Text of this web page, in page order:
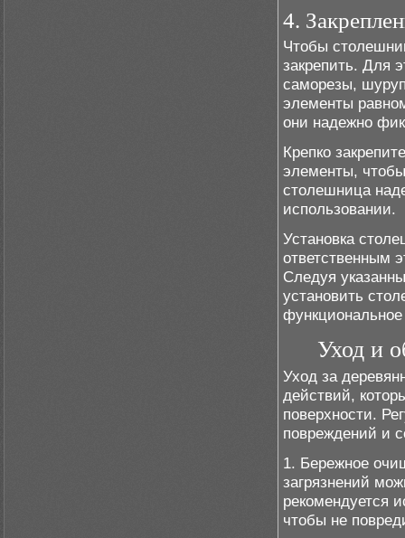
4.
Чтобы
закрепить. Для
саморезы,
элементы
они надежно
Крепко
элементы,
столешница
использовании.
Установка
ответственным
Следуя
установить
функциональное
Уход и
Уход за
действий,
поверхности.
повреждений и
1. Бережное
загрязнений
рекомендуется
чтобы не